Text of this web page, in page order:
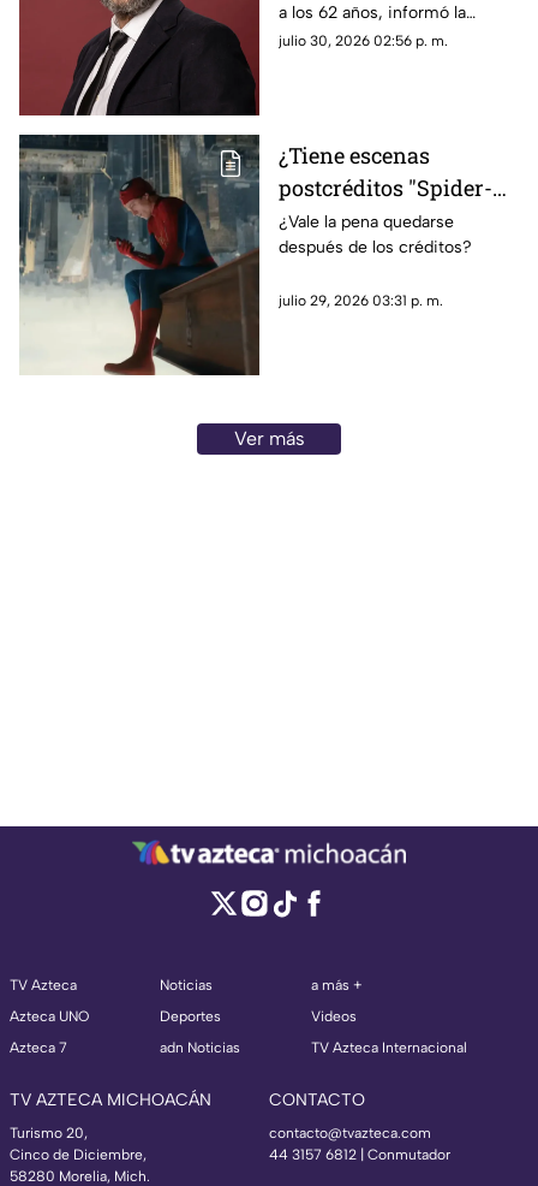
a los 62 años, informó la
Academia de las Artes y las
contemporáneo.
julio 30, 2026 02:56 p. m.
¿Tiene escenas
postcréditos "Spider-
Man: Brand New Day"?
Esto debes saber antes
¿Vale la pena quedarse
después de los créditos?
julio 29, 2026 03:31 p. m.
Ver más
TV Azteca
Azteca UNO
Azteca 7
Noticias
Deportes
adn Noticias
a más +
Videos
TV Azteca Internacional
TV AZTECA MICHOACÁN
Turismo 20,
Cinco de Diciembre,
58280 Morelia, Mich.
CONTACTO
contacto@tvazteca.com
44 3157 6812 | Conmutador